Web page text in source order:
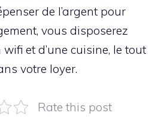
de l’argent pour
vous disposerez
wifi et d’une cuisine, le tout
votre loyer.
Rate this post